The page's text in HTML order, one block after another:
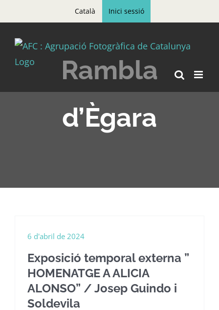
to
content
Català Inici sessió
Rambla
d’Ègara
Exposició temporal externa ”
HOMENATGE A ALICIA
ALONSO” / Josep Guindo i
Soldevila
6 d'abril de 2024